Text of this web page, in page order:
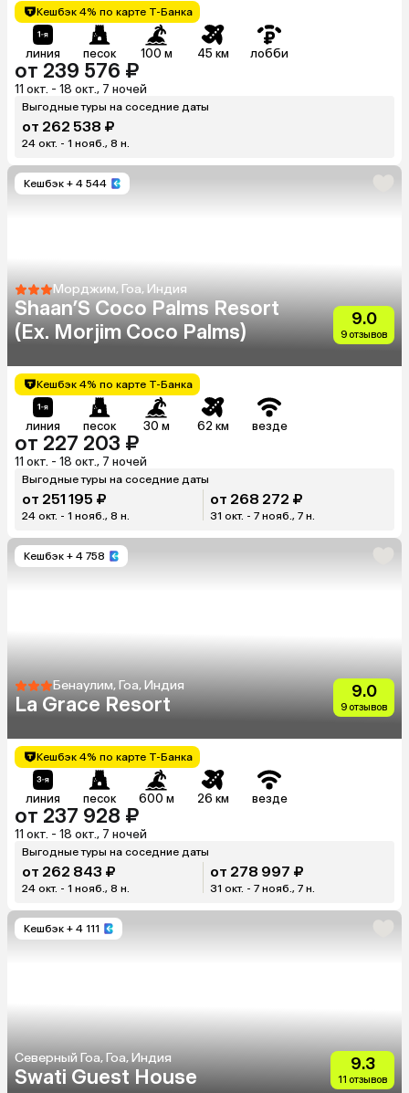
Кешбэк 4% по карте Т-Банка
линия песок 100 м 45 км лобби
от 239 576 ₽
11 окт. - 18 окт., 7 ночей
Выгодные туры на соседние даты
от 262 538 ₽
24 окт. - 1 нояб., 8 н.
Кешбэк + 4 544
Морджим, Гоа, Индия
Shaan’S Coco Palms Resort
(Ex. Morjim Coco Palms)
9.0
9 отзывов
Кешбэк 4% по карте Т-Банка
линия песок 30 м 62 км везде
от 227 203 ₽
11 окт. - 18 окт., 7 ночей
Выгодные туры на соседние даты
от 251 195 ₽
24 окт. - 1 нояб., 8 н.
от 268 272 ₽
31 окт. - 7 нояб., 7 н.
Кешбэк + 4 758
Бенаулим, Гоа, Индия
La Grace Resort
9.0
9 отзывов
Кешбэк 4% по карте Т-Банка
линия песок 600 м 26 км везде
от 237 928 ₽
11 окт. - 18 окт., 7 ночей
Выгодные туры на соседние даты
от 262 843 ₽
24 окт. - 1 нояб., 8 н.
от 278 997 ₽
31 окт. - 7 нояб., 7 н.
Кешбэк + 4 111
Северный Гоа, Гоа, Индия
Swati Guest House
9.3
11 отзывов